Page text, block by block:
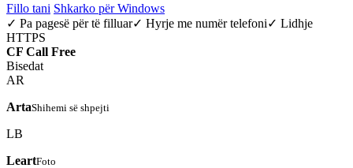
Fillo tani Shkarko për Windows
✓ Pa pagesë për të filluar✓ Hyrje me numër telefoni✓ Lidhje
HTTPS
CF Call Free
Bisedat
AR
ArtaShihemi së shpejti
LB
LeartFoto